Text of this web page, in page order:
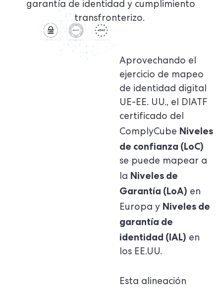
garantía de identidad y cumplimiento
transfronterizo.
Aprovechando el
ejercicio de mapeo
de identidad digital
UE-EE. UU., el DIATF
certificado del
ComplyCube Niveles
de confianza (LoC)
se puede mapear a
la Niveles de
Garantía (LoA) en
Europa y Niveles de
garantía de
identidad (IAL) en
los EE.UU.
Esta alineación